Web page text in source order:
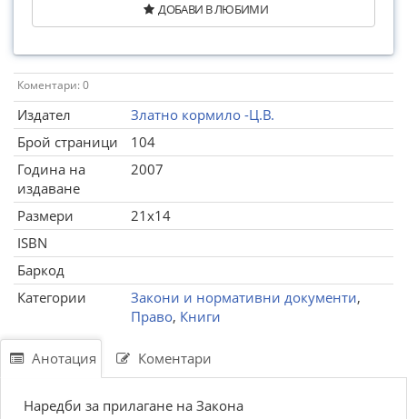
ДОБАВИ В ЛЮБИМИ
Коментари: 0
Издател
Златно кормило -Ц.В.
Брой страници
104
Година на
издаване
2007
Размери
21x14
ISBN
Баркод
Категории
Закони и нормативни документи,
Право, Книги
Анотация Коментари
Наредби за прилагане на Закона